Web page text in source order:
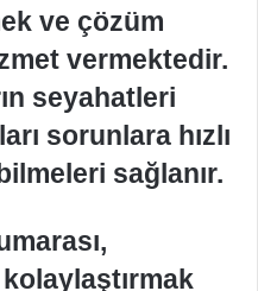
ve çözüm
vermektedir.
seyahatleri
sorunlara hızlı
sağlanır.
kolaylaştırmak